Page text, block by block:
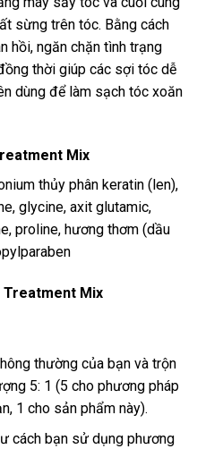
sừng trên tóc. Bằng cách
hồi, ngăn chặn tình trạng
thời giúp các sợi tóc dễ
dùng để làm sạch tóc xoăn
Mix
thủy phân keratin (len),
glycine, axit glutamic,
proline, hương thơm (dầu
Treatment Mix
thường của bạn và trộn
5: 1 (5 cho phương pháp
1 cho sản phẩm này).
cách bạn sử dụng phương